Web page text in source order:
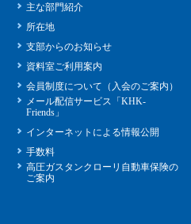
主な部門紹介
所在地
支部からのお知らせ
資料室ご利用案内
会員制度について（入会のご案内）
メール配信サービス「KHK-
Friends」
インターネットによる情報公開
手数料
高圧ガスタンクローリ自動車保険の
ご案内